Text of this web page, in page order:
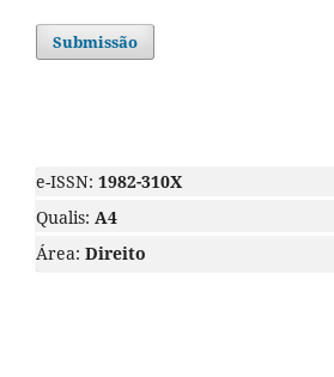
Submissão
e-ISSN: 1982-310X
Qualis: A4
Área: Direito